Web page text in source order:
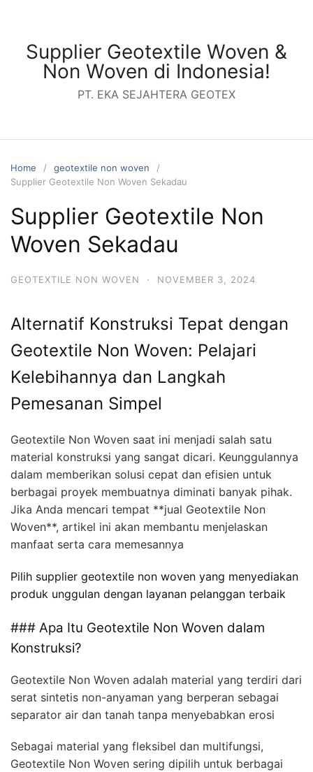
contentSupplier Geotextile Woven &
Non Woven di Indonesia!
PT. EKA SEJAHTERA GEOTEX
Home
geotextile non woven
Supplier Geotextile Non Woven Sekadau
Supplier Geotextile Non
Woven Sekadau
GEOTEXTILE NON WOVEN · NOVEMBER 3, 2024
Alternatif Konstruksi Tepat dengan
Geotextile Non Woven: Pelajari
Kelebihannya dan Langkah
Pemesanan Simpel
Geotextile Non Woven saat ini menjadi salah satu
material konstruksi yang sangat dicari. Keunggulannya
dalam memberikan solusi cepat dan efisien untuk
berbagai proyek membuatnya diminati banyak pihak.
Jika Anda mencari tempat **jual Geotextile Non
Woven**, artikel ini akan membantu menjelaskan
manfaat serta cara memesannya
Pilih supplier geotextile non woven yang menyediakan
produk unggulan dengan layanan pelanggan terbaik
### Apa Itu Geotextile Non Woven dalam
Konstruksi?
Geotextile Non Woven adalah material yang terdiri dari
serat sintetis non-anyaman yang berperan sebagai
separator air dan tanah tanpa menyebabkan erosi
Sebagai material yang fleksibel dan multifungsi,
Geotextile Non Woven sering dipilih untuk berbagai